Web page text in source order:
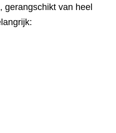
gerangschikt van heel